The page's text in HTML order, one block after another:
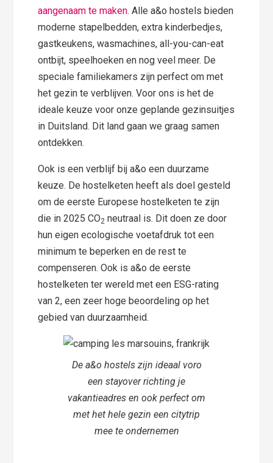
aangenaam te maken. Alle a&o hostels bieden
moderne stapelbedden, extra kinderbedjes,
gastkeukens, wasmachines, all-you-can-eat
ontbijt, speelhoeken en nog veel meer. De
speciale familiekamers zijn perfect om met
het gezin te verblijven. Voor ons is het de
ideale keuze voor onze geplande gezinsuitjes
in Duitsland. Dit land gaan we graag samen
ontdekken.
Ook is een verblijf bij a&o een duurzame
keuze. De hostelketen heeft als doel gesteld
om de eerste Europese hostelketen te zijn
die in 2025 CO2 neutraal is. Dit doen ze door
hun eigen ecologische voetafdruk tot een
minimum te beperken en de rest te
compenseren. Ook is a&o de eerste
hostelketen ter wereld met een ESG-rating
van 2, een zeer hoge beoordeling op het
gebied van duurzaamheid.
De a&o hostels zijn ideaal voro
een stayover richting je
vakantieadres en ook perfect om
met het hele gezin een citytrip
mee te ondernemen